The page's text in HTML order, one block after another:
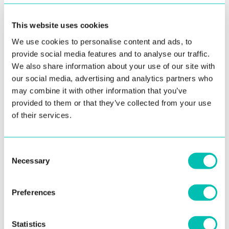
This website uses cookies
We use cookies to personalise content and ads, to
provide social media features and to analyse our traffic.
We also share information about your use of our site with
our social media, advertising and analytics partners who
may combine it with other information that you’ve
provided to them or that they’ve collected from your use
of their services.
Selection
Necessary
Preferences
Statistics
krajín?
Áno, dostal som sa aj do iných krajín, a častokrát aj do
takých, kde by som sám od seba nešiel :). Z tých
zaujímavejších sú to napríklad Thajsko, Singapur,
Indonézia, Jordánsko, Saudská Arábia, Peru, Brazília,
samotné hlavné mesto Ammán, kde je veľa pozostatkov
voňavými koreniami a ľudia sú tam veľmi srdeční. Ženy
moslimskej krajine určite nie je samozrejmosť. Ako